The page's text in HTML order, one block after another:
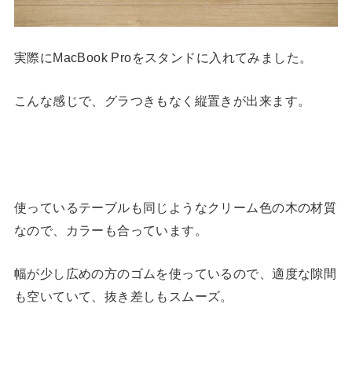
実際にMacBook Proをスタンドに入れてみました。
こんな感じで、グラつきもなく縦置きが出来ます。
使っているテーブルも同じようなクリーム色の木の材質
なので、カラーも合っています。
幅が少し広めの方のゴムを使っているので、適度な隙間
も空いていて、抜き差しもスムーズ。